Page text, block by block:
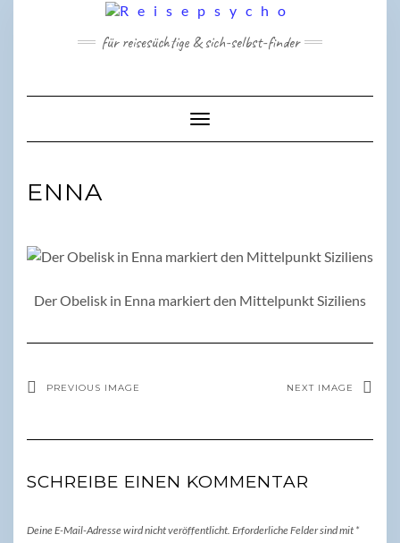
für reisesüchtige & sich-selbst-finder
Toggle Navigation
ENNA
Der Obelisk in Enna markiert den Mittelpunkt Siziliens
PREVIOUS IMAGE NEXT IMAGE
SCHREIBE EINEN KOMMENTAR
Deine E-Mail-Adresse wird nicht veröffentlicht. Erforderliche Felder sind mit *